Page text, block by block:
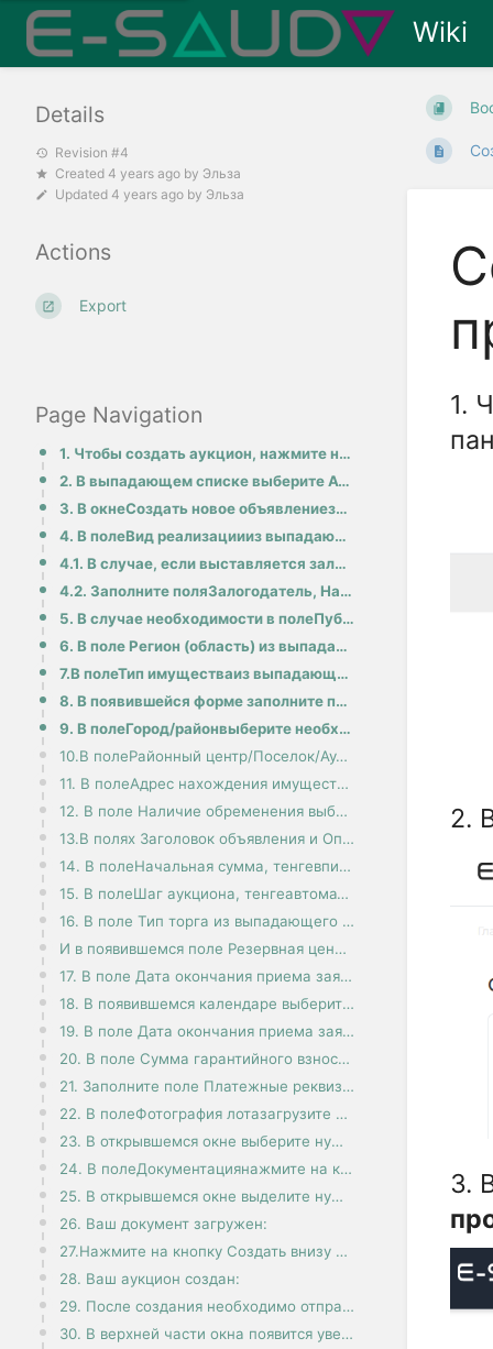
Wiki
Page Navigation
1. Чтобы создать аукцион, нажмите на кнопку Создать на верхней панели меню:
2. В выпадающем списке выберите Аукцион:
3. В окнеСоздать новое объявлениезаполните поляТелефон продавца, Электронная почта продавца, Адрес п
4. В полеВид реализациииз выпадающего списка выберите нужный вариант:
4.1. В случае, если выставляется залоговое имущество, нажмите на название поляЗалоговое имущество, ч
4.2. Заполните поляЗалогодатель, Направленные уведомления и отметки о получении, Место проведения то
5. В случае необходимости в полеПубликация в СМИукажите источник:
6. В поле Регион (область) из выпадающего списка выберите нужный вариант:
7.В полеТип имуществаиз выпадающего списка выберите нужный тип:
8. В появившейся форме заполните поляТип автомобиля, Страна-производитель, Марка, Год выпуска, Двига
9. В полеГород/районвыберите необходимый вариант:
10.В полеРайонный центр/Поселок/Аул/Районвыберите необходимый вариант:
11. В полеАдрес нахождения имуществаукажите адрес:
12. В поле Наличие обременения выберите нужный вариант:
13.В полях Заголовок объявления и Описание объявления появится описание объекта, но вы можете его ре
14. В полеНачальная сумма, тенгевпишите вашу цену в тенге:
15. В полеШаг аукциона, тенгеавтоматически появится сумма шага аукциона в тенге:
16. В поле Тип торга из выпадающего списка выберите Голландский тип:
И в появившемся поле Резервная цена, тенге укажите цену в тенге:
17. В поле Дата окончания приема заявок на участиекликните на кнопке с иконкой календаря:
18. В появившемся календаре выберите дату и время:
19. В поле Дата окончания приема заявок на участиепоявятся дата и время:
20. В поле Сумма гарантийного взносаавтоматически появится сумма. Заполните полеУсловия оплаты гаран
21. Заполните поле Платежные реквизиты:
22. В полеФотография лотазагрузите фотографию, нажав крестик в центре поля:
23. В открывшемся окне выберите нужную фотографию:
24. В полеДокументациянажмите на кнопкуВыбрать:
25. В открывшемся окне выделите нужный документ и нажмите Открыть:
26. Ваш документ загружен:
27.Нажмите на кнопку Создать внизу экрана:
28. Ваш аукцион создан:
29. После создания необходимо отправить объявление на модерацию, нажав на кнопку На модерацию:
30. В верхней части окна появится уведомление Отправлена заявка на модерацию, ожидайте:
1.
2.
3.
Details
Revision #4
Created 4 years ago by Эльза
Updated 4 years ago by Эльза
Actions
Export